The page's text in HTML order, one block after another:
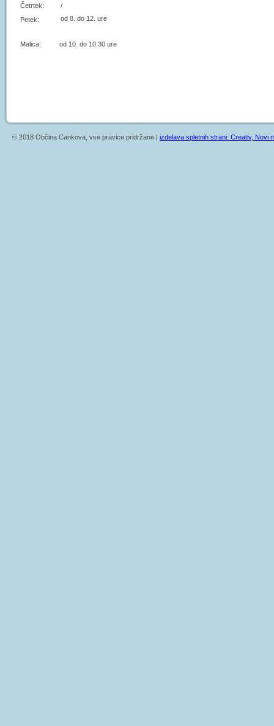
Četrtek:
/
Petek:
od 8. do 12. ure
Malica: od 10. do 10.30 ure
© 2018 Občina Cankova, vse pravice pridržane | izdelava spletnih strani: Creativ, Novi